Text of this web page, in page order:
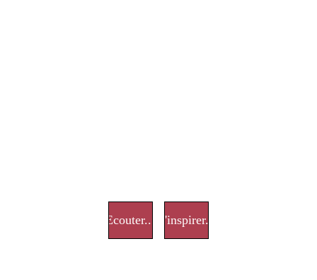
Ecouter... S'inspirer...